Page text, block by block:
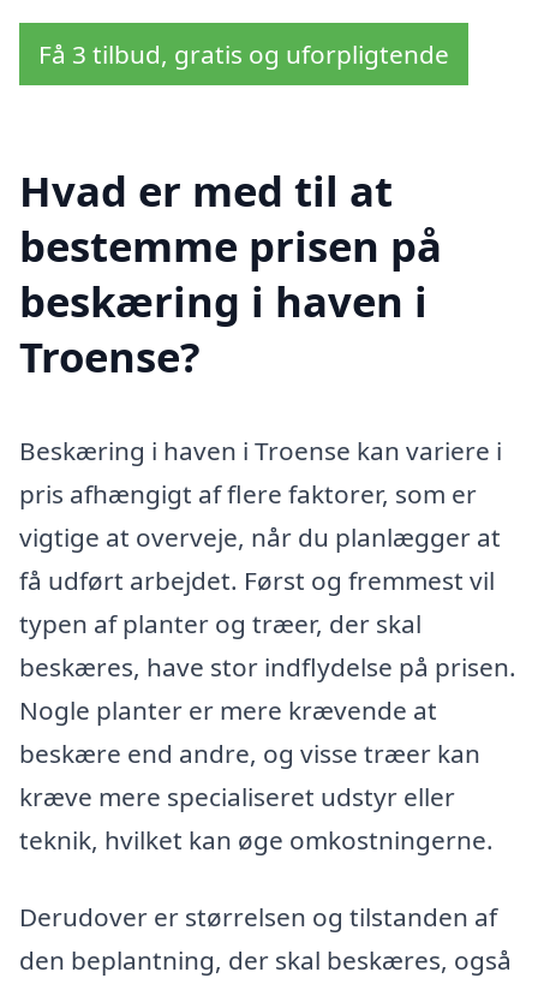
Få 3 tilbud, gratis og uforpligtende
Hvad er med til at
bestemme prisen på
beskæring i haven i
Troense?
Beskæring i haven i Troense kan variere i
pris afhængigt af flere faktorer, som er
vigtige at overveje, når du planlægger at
få udført arbejdet. Først og fremmest vil
typen af planter og træer, der skal
beskæres, have stor indflydelse på prisen.
Nogle planter er mere krævende at
beskære end andre, og visse træer kan
kræve mere specialiseret udstyr eller
teknik, hvilket kan øge omkostningerne.
Derudover er størrelsen og tilstanden af
den beplantning, der skal beskæres, også